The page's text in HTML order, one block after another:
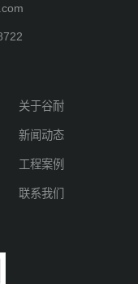
关于谷耐
新闻动态
工程案例
联系我们